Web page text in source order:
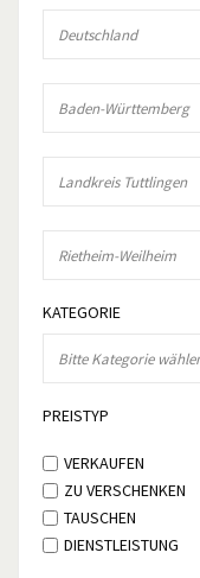
KATEGORIE
PREISTYP
VERKAUFEN
ZU VERSCHENKEN
TAUSCHEN
DIENSTLEISTUNG